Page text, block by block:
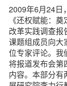
2009年6月24日
《还权赋能：
改革实践调查
课题组成员向大
位专家评论。我
将报道发布会第
内容。本部分有